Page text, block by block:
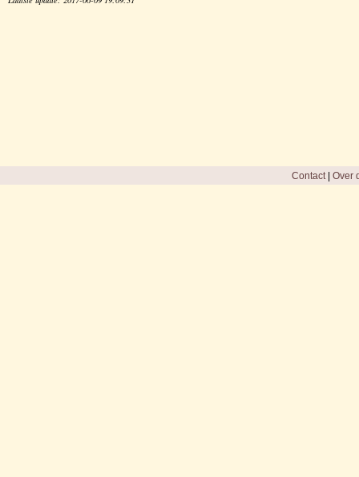
Contact| Over